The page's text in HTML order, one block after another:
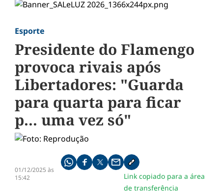
Esporte
Presidente do Flamengo
provoca rivais após
Libertadores: "Guarda
para quarta para ficar
p... uma vez só"
01/12/2025 às
15:42
Compartilhe pelo whatsapp
Compartilhar no facebook
Compartilhar no twitter
Compartilhe pelo email
Copiar link da notícia
Link copiado para a área
de transferência